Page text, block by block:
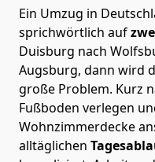
Ein Umzug in
sprichwörtlich auf
Duisburg nach
Augsburg, dann wird
große Problem. Kurz
Fußboden verlegen
Wohnzimmerdecke
alltäglichen